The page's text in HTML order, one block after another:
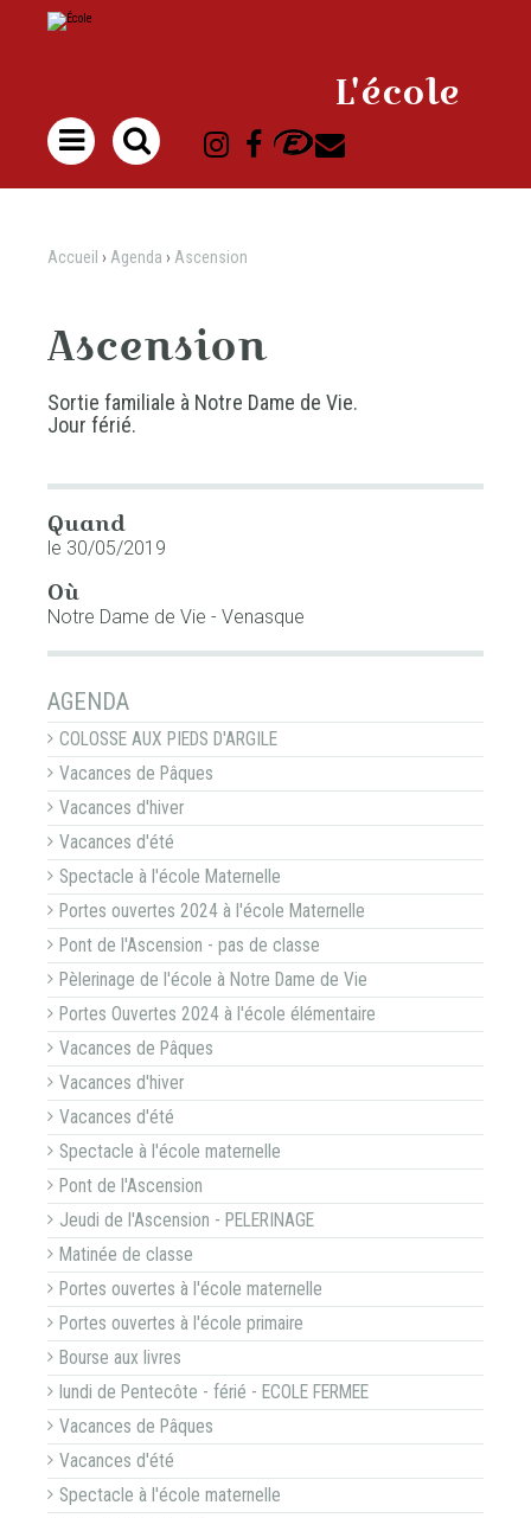
au
contenu.
personnels
L'école

Accueil › Agenda › Ascension
Ascension
Sortie familiale à Notre Dame de Vie.
Jour férié.
Quand
le 30/05/2019
Où
Notre Dame de Vie - Venasque
NAVIGATION
AGENDA
COLOSSE AUX PIEDS D'ARGILE
Vacances de Pâques
Vacances d'hiver
Vacances d'été
Spectacle à l'école Maternelle
Portes ouvertes 2024 à l'école Maternelle
Pont de l'Ascension - pas de classe
Pèlerinage de l'école à Notre Dame de Vie
Portes Ouvertes 2024 à l'école élémentaire
Vacances de Pâques
Vacances d'hiver
Vacances d'été
Spectacle à l'école maternelle
Pont de l'Ascension
Jeudi de l'Ascension - PELERINAGE
Matinée de classe
Portes ouvertes à l'école maternelle
Portes ouvertes à l'école primaire
Bourse aux livres
lundi de Pentecôte - férié - ECOLE FERMEE
Vacances de Pâques
Vacances d'été
Spectacle à l'école maternelle